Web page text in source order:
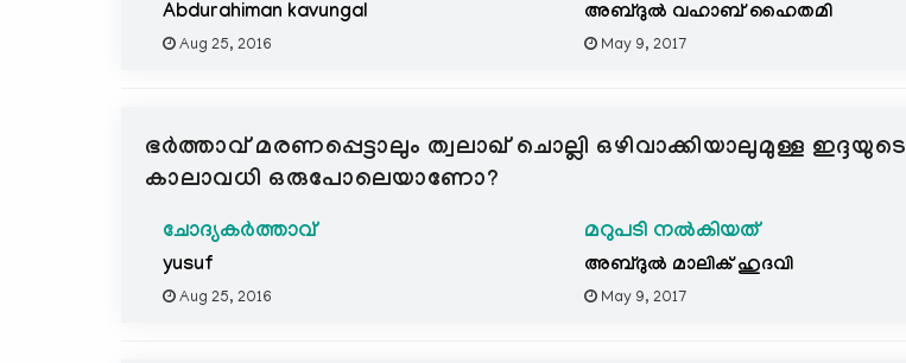
Abdurahiman kavungal
Aug 25, 2016
അബ്ദുല്‍ വഹാബ് ഹൈതമി
May 9, 2017
ഭര്‍ത്താവ്‌ മരണപ്പെട്ടാലും ത്വലാഖ് ചൊല്ലി ഒഴിവാക്കിയാലുമുള്ള ഇദ്ദയുടെ
കാലാവധി ഒരുപോലെയാണോ?
ചോദ്യകർത്താവ്
yusuf
Aug 25, 2016
മറുപടി നൽകിയത്
അബ്ദുല്‍ മാലിക് ഹുദവി
May 9, 2017